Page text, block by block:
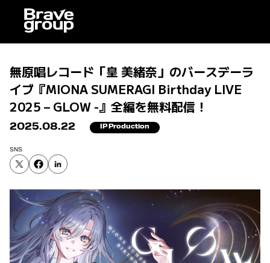
無原唱レコード「皇 美緒奈」のバースデーラ
イブ『MIONA SUMERAGI Birthday LIVE
2025 – GLOW -』全編を無料配信！
2025.08.22 IP Production
SNS